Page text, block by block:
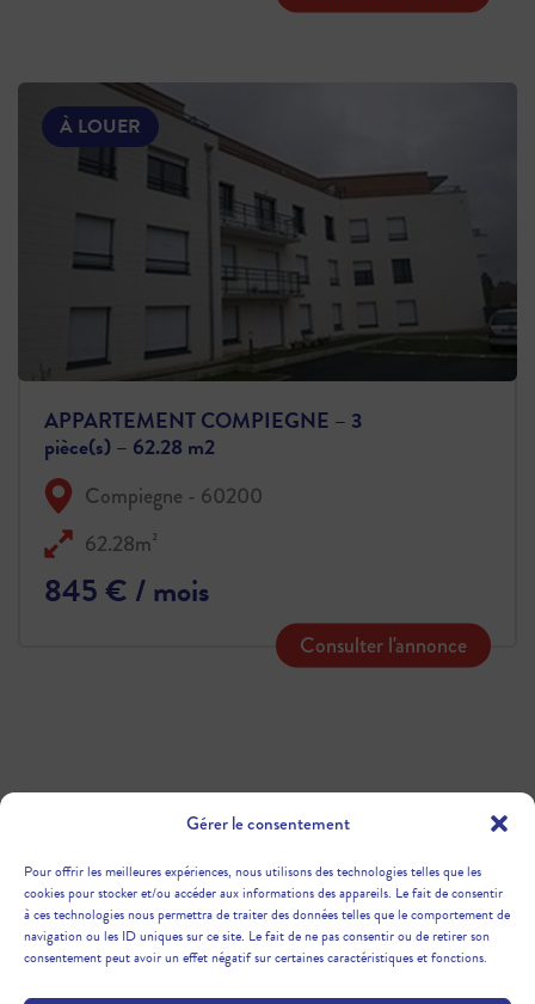
Gérer le consentement
Pour offrir les meilleures expériences, nous utilisons des technologies telles que les
cookies pour stocker et/ou accéder aux informations des appareils. Le fait de consentir
à ces technologies nous permettra de traiter des données telles que le comportement de
navigation ou les ID uniques sur ce site. Le fait de ne pas consentir ou de retirer son
consentement peut avoir un effet négatif sur certaines caractéristiques et fonctions.
À LOUER
APPARTEMENT COMPIEGNE – 3
pièce(s) – 62.28 m2
Compiegne - 60200
62.28m²
845 € / mois
Consulter l'annonce